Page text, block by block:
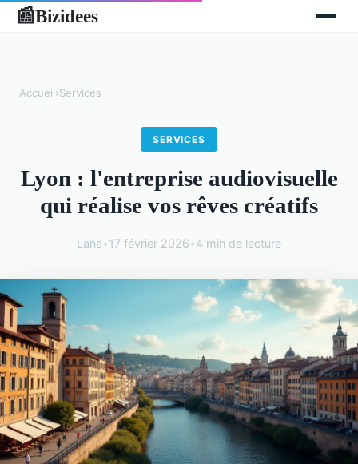
📰Bizidees
Accueil›Services
SERVICES
Lyon : l'entreprise audiovisuelle
qui réalise vos rêves créatifs
Lana•17 février 2026•4 min de lecture